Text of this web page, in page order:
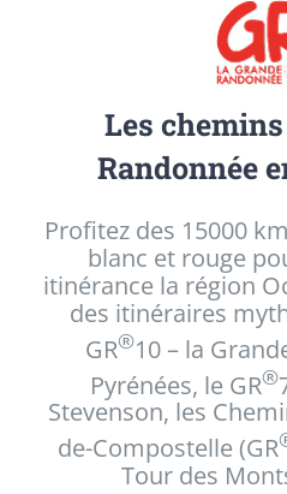
Les
Randonnée
Profitez des 15000
blanc et rouge
itinérance la région
des itinéraires
GR®10 – la
Pyrénées, le GR®
Stevenson, les
de-Compostelle (GR
Tour des